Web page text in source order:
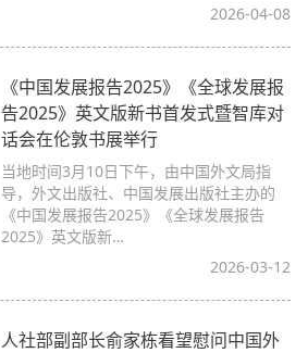
2026-04-08
《中国发展报告2025》《全球发展报
告2025》英文版新书首发式暨智库对
话会在伦敦书展举行
当地时间3月10日下午，由中国外文局指
导，外文出版社、中国发展出版社主办的
《中国发展报告2025》《全球发展报告
2025》英文版新…
2026-03-12
人社部副部长俞家栋看望慰问中国外